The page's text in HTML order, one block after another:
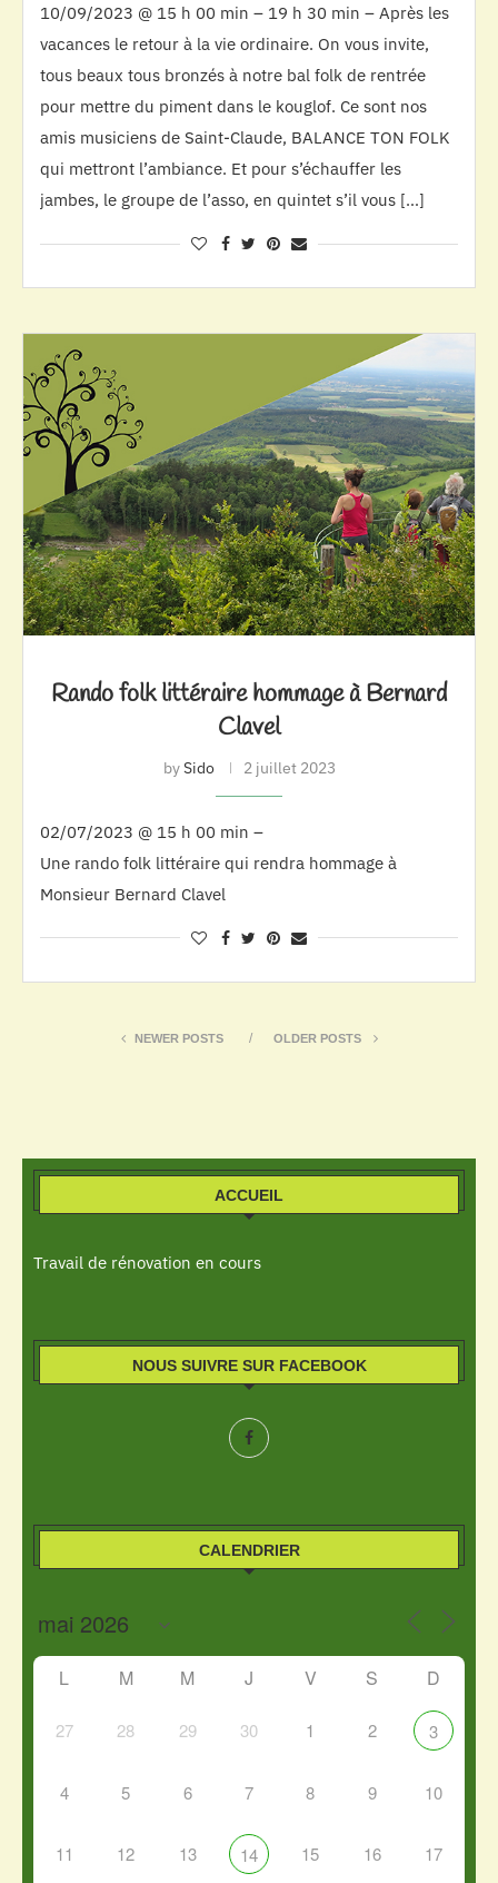
10/09/2023 @ 15 h 00 min – 19 h 30 min – Après les
vacances le retour à la vie ordinaire. On vous invite,
tous beaux tous bronzés à notre bal folk de rentrée
pour mettre du piment dans le kouglof. Ce sont nos
amis musiciens de Saint-Claude, BALANCE TON FOLK
qui mettront l’ambiance. Et pour s’échauffer les
jambes, le groupe de l’asso, en quintet s’il vous […]
Rando folk littéraire hommage à Bernard
Clavel
bySido 2 juillet 2023
02/07/2023 @ 15 h 00 min –
Une rando folk littéraire qui rendra hommage à
Monsieur Bernard Clavel
NEWER POSTS OLDER POSTS
ACCUEIL
Travail de rénovation en cours
NOUS SUIVRE SUR FACEBOOK
CALENDRIER
L M M J V S D
27 28 29 30 1 2 3
4 5 6 7 8 9 10
11 12 13 14 15 16 17